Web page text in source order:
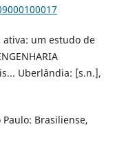
аtivа: um estudo de
Uberlândia: [s.n.],
Paulo: Brasiliense,